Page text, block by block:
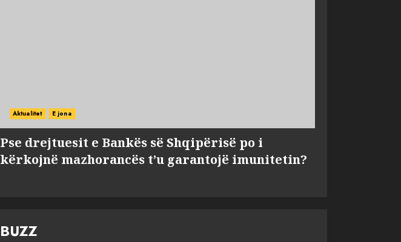
Aktualitet E jona
Pse drejtuesit e Bankës së Shqipërisë po i
kërkojnë mazhorancës t’u garantojë imunitetin?
BUZZ